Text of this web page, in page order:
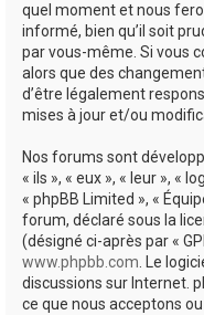
quel moment et nous
informé, bien qu’il soit
par vous-même. Si vous
alors que des
d’être légalement
mises à jour et/ou
Nos forums sont
« ils », « eux », « leur », «
« phpBB Limited », «
forum, déclaré sous la
(désigné ci-après par «
www.phpbb.com. Le
discussions sur Internet.
ce que nous acceptons